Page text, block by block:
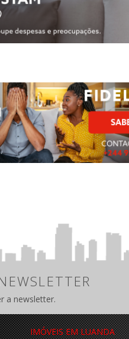
a newsletter.
IMÓVEIS EM LUANDA